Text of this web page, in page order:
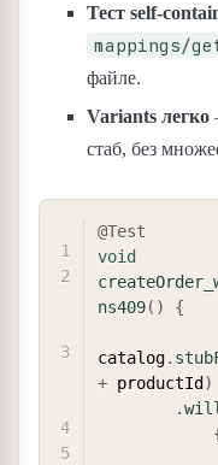
Тест self-
mappings/
файле.
Variants легко
стаб, без
@Test
void
ns409( ) {
catalog.
+ productId )
.